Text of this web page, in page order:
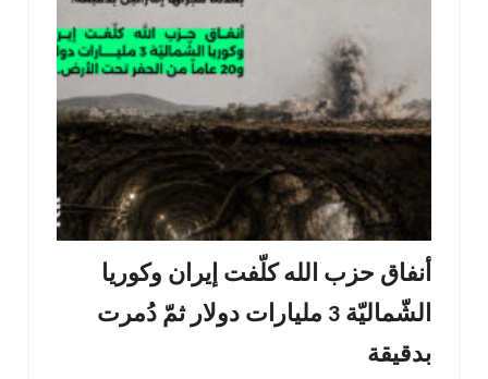
أنفاق حزب الله كلّفت إيران وكوريا
الشّماليّة 3 مليارات دولار ثمّ دُمرت
بدقيقة